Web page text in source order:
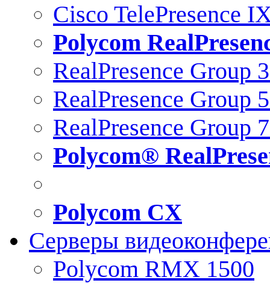
Cisco TelePresence
Polycom
RealPresence Group
RealPresence Group
RealPresence Group
Polycom®
Polycom CX
Серверы
Polycom RMX 1500